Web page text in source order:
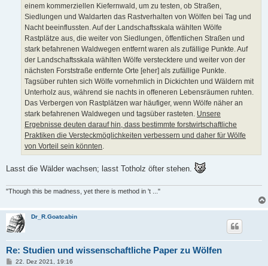
einem kommerziellen Kiefernwald, um zu testen, ob Straßen,
Siedlungen und Waldarten das Rastverhalten von Wölfen bei Tag und
Nacht beeinflussten. Auf der Landschaftsskala wählten Wölfe
Rastplätze aus, die weiter von Siedlungen, öffentlichen Straßen und
stark befahrenen Waldwegen entfernt waren als zufällige Punkte. Auf
der Landschaftsskala wählten Wölfe verstecktere und weiter von der
nächsten Forststraße entfernte Orte [eher] als zufällige Punkte.
Tagsüber ruhten sich Wölfe vornehmlich in Dickichten und Wäldern mit
Unterholz aus, während sie nachts in offeneren Lebensräumen ruhten.
Das Verbergen von Rastplätzen war häufiger, wenn Wölfe näher an
stark befahrenen Waldwegen und tagsüber rasteten. Unsere
Ergebnisse deuten darauf hin, dass bestimmte forstwirtschaftliche
Praktiken die Versteckmöglichkeiten verbessern und daher für Wölfe
von Vorteil sein könnten
Lasst die Wälder wachsen; lasst Totholz öfter stehen.
"Though this be madness, yet there is method in 't ..."
Dr_R.Goatcabin
Re: Studien und wissenschaftliche Paper zu Wölfen
B22. Dez 2021, 19:16